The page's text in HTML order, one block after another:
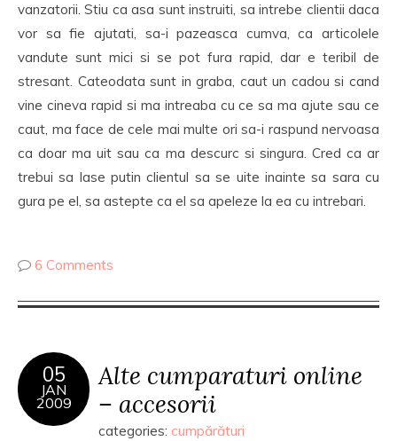
vanzatorii. Stiu ca asa sunt instruiti, sa intrebe clientii daca
vor sa fie ajutati, sa-i pazeasca cumva, ca articolele
vandute sunt mici si se pot fura rapid, dar e teribil de
stresant. Cateodata sunt in graba, caut un cadou si cand
vine cineva rapid si ma intreaba cu ce sa ma ajute sau ce
caut, ma face de cele mai multe ori sa-i raspund nervoasa
ca doar ma uit sau ca ma descurc si singura. Cred ca ar
trebui sa lase putin clientul sa se uite inainte sa sara cu
gura pe el, sa astepte ca el sa apeleze la ea cu intrebari.
6 Comments
05
JAN
2009
Alte cumparaturi online
– accesorii
categories: cumpărături